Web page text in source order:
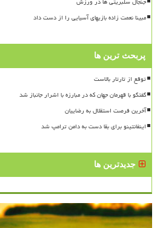
مبینا نعمت زاده بازیهای آسیایی را از دست داد
پربحث ترین ها
توقع از تارتار بالاست
گفتگو با قهرمان جهان که در مبارزه با اشرار جانباز شد
آخرین فرصت استقلال به رضاییان
اینفانتینو برای بقا دست به دامن ترامپ شد
جدیدترین ها